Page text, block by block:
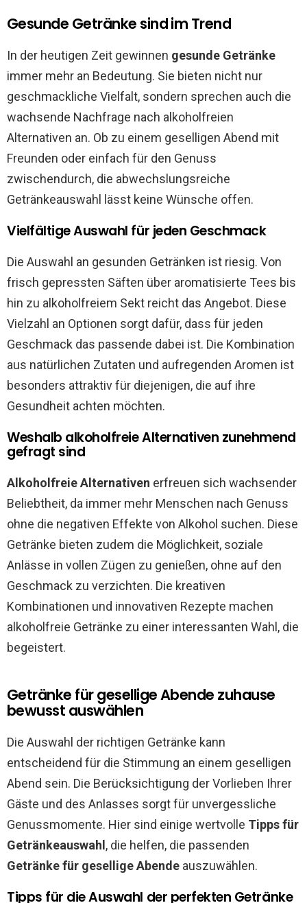
Gesunde Getränke sind im Trend
In der heutigen Zeit gewinnen gesunde Getränke
immer mehr an Bedeutung. Sie bieten nicht nur
geschmackliche Vielfalt, sondern sprechen auch die
wachsende Nachfrage nach alkoholfreien
Alternativen an. Ob zu einem geselligen Abend mit
Freunden oder einfach für den Genuss
zwischendurch, die abwechslungsreiche
Getränkeauswahl lässt keine Wünsche offen.
Vielfältige Auswahl für jeden Geschmack
Die Auswahl an gesunden Getränken ist riesig. Von
frisch gepressten Säften über aromatisierte Tees bis
hin zu alkoholfreiem Sekt reicht das Angebot. Diese
Vielzahl an Optionen sorgt dafür, dass für jeden
Geschmack das passende dabei ist. Die Kombination
aus natürlichen Zutaten und aufregenden Aromen ist
besonders attraktiv für diejenigen, die auf ihre
Gesundheit achten möchten.
Weshalb alkoholfreie Alternativen zunehmend
gefragt sind
Alkoholfreie Alternativen erfreuen sich wachsender
Beliebtheit, da immer mehr Menschen nach Genuss
ohne die negativen Effekte von Alkohol suchen. Diese
Getränke bieten zudem die Möglichkeit, soziale
Anlässe in vollen Zügen zu genießen, ohne auf den
Geschmack zu verzichten. Die kreativen
Kombinationen und innovativen Rezepte machen
alkoholfreie Getränke zu einer interessanten Wahl, die
begeistert.
Getränke für gesellige Abende zuhause
bewusst auswählen
Die Auswahl der richtigen Getränke kann
entscheidend für die Stimmung an einem geselligen
Abend sein. Die Berücksichtigung der Vorlieben Ihrer
Gäste und des Anlasses sorgt für unvergessliche
Genussmomente. Hier sind einige wertvolle Tipps für
Getränkeauswahl , die helfen, die passenden
Getränke für gesellige Abende auszuwählen.
Tipps für die Auswahl der perfekten Getränke